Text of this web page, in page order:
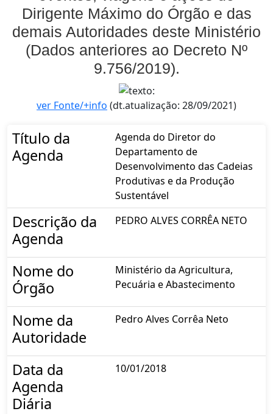
Dirigente Máximo do Órgão e das
demais Autoridades deste Ministério
(Dados anteriores ao Decreto Nº
9.756/2019).
ver Fonte/+info (dt.atualização: 28/09/2021)
Título da
Agenda
Agenda do Diretor do
Departamento de
Desenvolvimento das Cadeias
Produtivas e da Produção
Sustentável
Descrição da
Agenda
PEDRO ALVES CORRÊA NETO
Nome do
Órgão
Ministério da Agricultura,
Pecuária e Abastecimento
Nome da
Autoridade
Pedro Alves Corrêa Neto
Data da
Agenda
Diária
10/01/2018